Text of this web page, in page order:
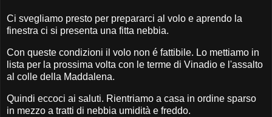
Ci svegliamo presto per prepararci al volo e aprendo la
finestra ci si presenta una fitta nebbia.
Con queste condizioni il volo non é fattibile. Lo mettiamo in
lista per la prossima volta con le terme di Vinadio e l'assalto
al colle della Maddalena.
Quindi eccoci ai saluti. Rientriamo a casa in ordine sparso
in mezzo a tratti di nebbia umidità e freddo.